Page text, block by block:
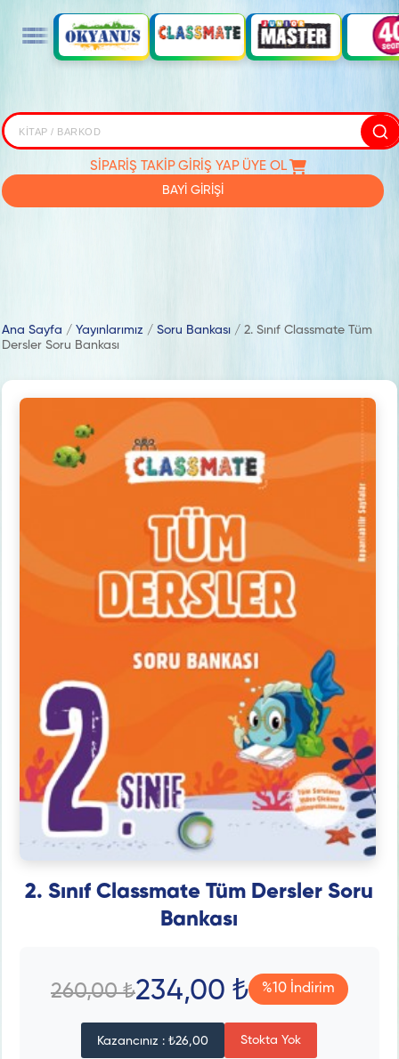
SİPARİŞ TAKİP GİRİŞ YAP ÜYE OL
BAYİ GİRİŞİ
Ana Sayfa / Yayınlarımız /Soru Bankası /2. Sınıf Classmate Tüm
Dersler Soru Bankası
2. Sınıf Classmate Tüm Dersler Soru
Bankası
260,00 ₺234,00 ₺ %10 İndirim
Kazancınız : ₺26,00 Stokta Yok